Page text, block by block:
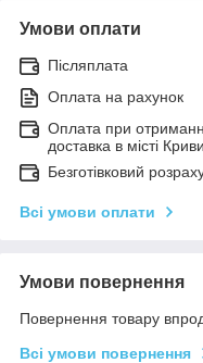
Умови оплати
Післяплата
Оплата на рахунок
Оплата при
доставка в місті
Безготівковий
Всі умови оплати
Умови повернення
Повернення товару
Всі умови повернення